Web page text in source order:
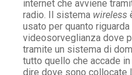
internet che avviene
radio. Il sistema wireless
usato per quanto
videosorveglianza dove
tramite un sistema di
tutto quello che accade
dire dove sono collocate